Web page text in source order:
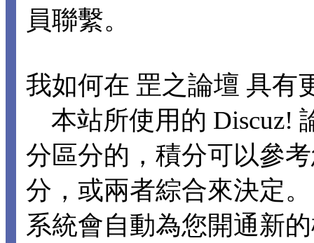
員聯繫。
我如何在 罡之論壇 具有
本站所使用的 Discuz!
分區分的，積分可以參
分，或兩者綜合來決定
系統會自動為您開通新